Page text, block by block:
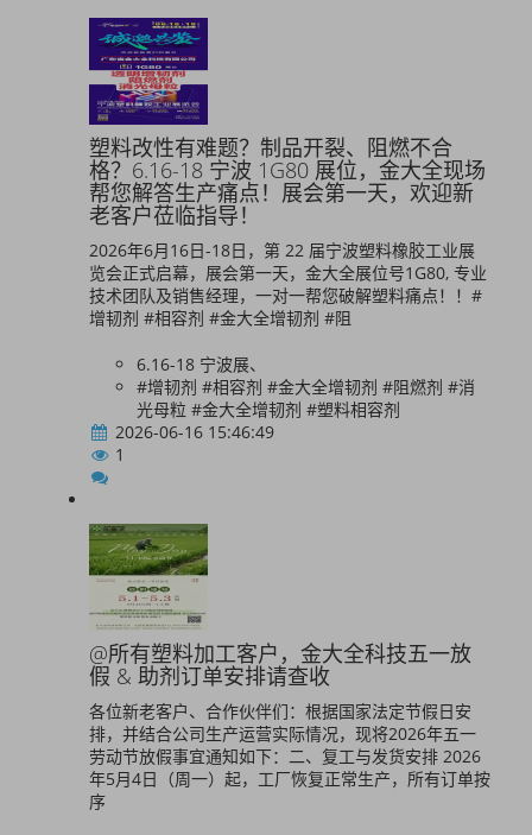
塑料改性有难题？制品开裂、阻燃不合
格？6.16-18 宁波 1G80 展位，金大全现场
帮您解答生产痛点！展会第一天，欢迎新
老客户莅临指导！
2026年6月16日-18日，第 22 届宁波塑料橡胶工业展
览会正式启幕，展会第一天，金大全展位号1G80, 专业
技术团队及销售经理，一对一帮您破解塑料痛点！！#
增韧剂 #相容剂 #金大全增韧剂 #阻
6.16-18 宁波展、
#增韧剂 #相容剂 #金大全增韧剂 #阻燃剂 #消
光母粒 #金大全增韧剂 #塑料相容剂
2026-06-16 15:46:49
1
@所有塑料加工客户，金大全科技五一放
假 & 助剂订单安排请查收
各位新老客户、合作伙伴们：根据国家法定节假日安
排，并结合公司生产运营实际情况，现将2026年五一
劳动节放假事宜通知如下：二、复工与发货安排 2026
年5月4日（周一）起，工厂恢复正常生产，所有订单按
序